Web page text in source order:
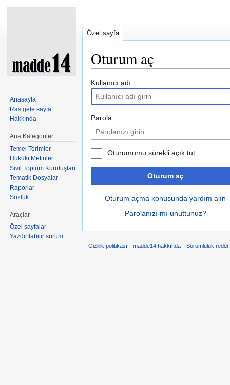
Oturum aç
Kullanıcı adı
Parola
Oturumumu sürekli açık tut
Oturum aç
Oturum açma konusunda yardım alın
Parolanızı mı unuttunuz?
Özel sayfa
Anasayfa
Rastgele sayfa
Hakkında
Ana Kategoriler
Temel Terimler
Hukuki Metinler
Sivil Toplum Kuruluşları
Tematik Dosyalar
Raporlar
Sözlük
Araçlar
Özel sayfalar
Yazdırılabilir sürüm
Gizlilik politikası madde14 hakkında Sorumluluk reddi